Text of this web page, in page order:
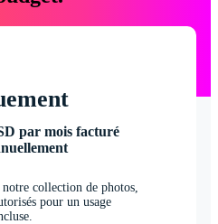
par mois facturé
collection de photos,
pour un usage